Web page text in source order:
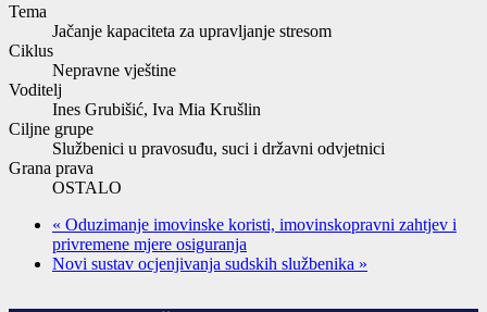
Tema
Jačanje kapaciteta za upravljanje stresom
Ciklus
Nepravne vještine
Voditelj
Ines Grubišić, Iva Mia Krušlin
Ciljne grupe
Službenici u pravosuđu, suci i državni odvjetnici
Grana prava
OSTALO
« Oduzimanje imovinske koristi, imovinskopravni zahtjev i
privremene mjere osiguranja
Novi sustav ocjenjivanja sudskih službenika »